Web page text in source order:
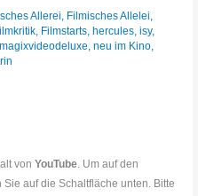
Allerei Filmisches Allelei
Filmstarts ,hercules ,isy,
magixvideodeluxe ,neu im Kino
vonYouTube. Um auf den
auf die Schaltfläche unten. Bitte